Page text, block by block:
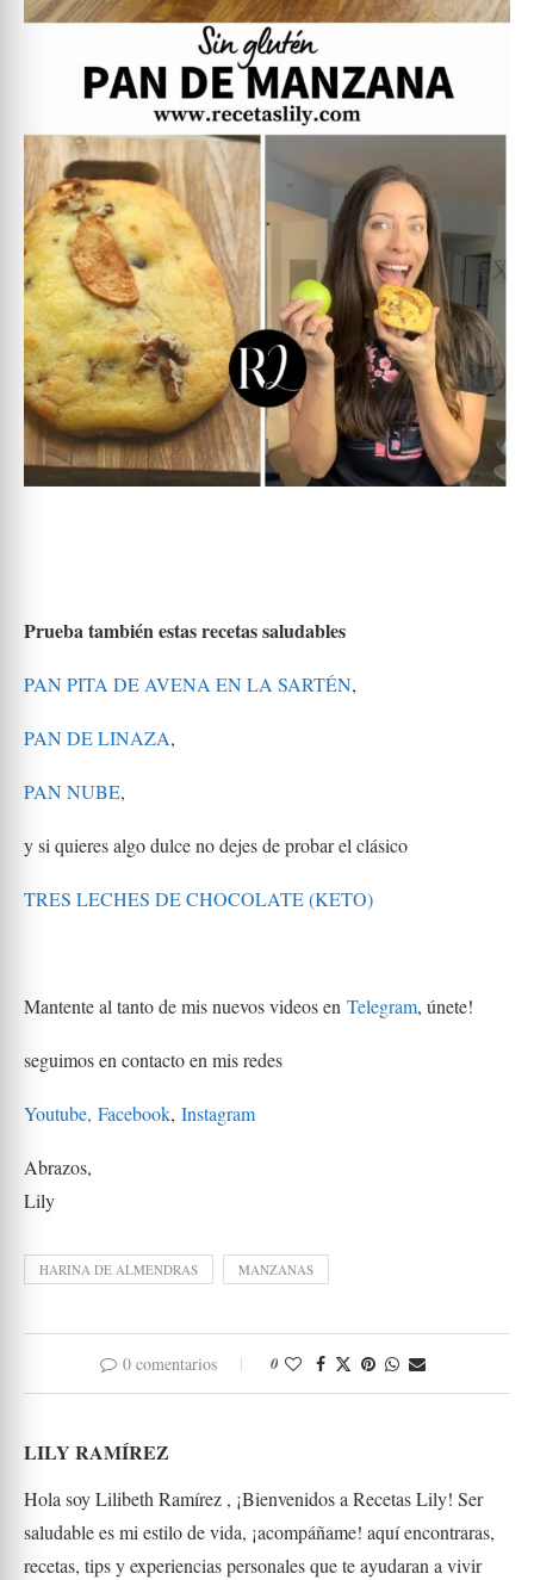
Prueba también estas recetas saludables
PAN PITA DE AVENA EN LA SARTÉN,
PAN DE LINAZA,
PAN NUBE,
y si quieres algo dulce no dejes de probar el clásico
TRES LECHES DE CHOCOLATE (KETO)
Mantente al tanto de mis nuevos videos en Telegram, únete!
seguimos en contacto en mis redes
Youtube, Facebook, Instagram
Abrazos,
Lily
HARINA DE ALMENDRAS MANZANAS
0 comentarios 0
LILY RAMÍREZ
Hola soy Lilibeth Ramírez , ¡Bienvenidos a Recetas Lily! Ser
saludable es mi estilo de vida, ¡acompáñame! aquí encontraras,
recetas, tips y experiencias personales que te ayudaran a vivir